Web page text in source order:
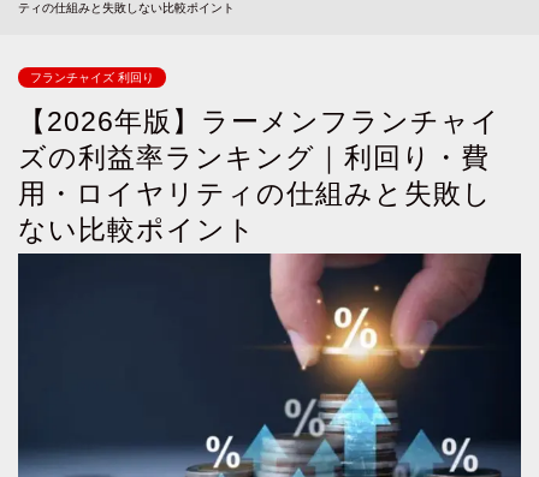
ティの仕組みと失敗しない比較ポイント
フランチャイズ 利回り
【2026年版】ラーメンフランチャイ
ズの利益率ランキング｜利回り・費
用・ロイヤリティの仕組みと失敗し
ない比較ポイント